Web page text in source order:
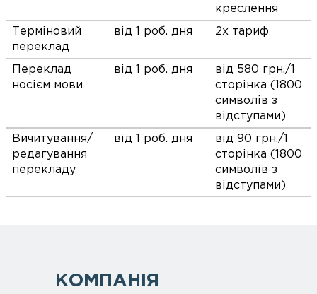
креслення
Терміновий
переклад
від 1 роб. дня 2х тариф
Переклад
носієм мови
від 1 роб. дня
від 580 грн./1
сторінка (1800
символів з
відступами)
Вичитування/
редагування
перекладу
від 1 роб. дня
від 90 грн./1
сторінка (1800
символів з
відступами)
КОМПАНІЯ